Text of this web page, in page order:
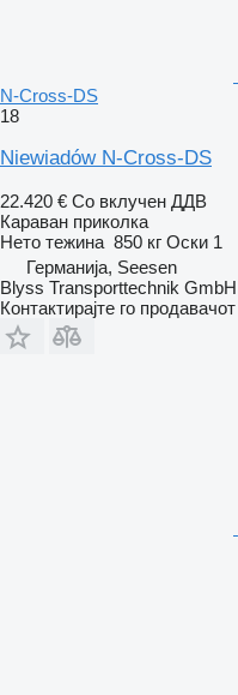
N-Cross-DS
18
Niewiadów N-Cross-DS
22.420 € Со вклучен ДДВ
Караван приколка
Нето тежина 850 кг Оски 1
Германија, Seesen
Blyss Transporttechnik GmbH
Контактирајте го продавачот